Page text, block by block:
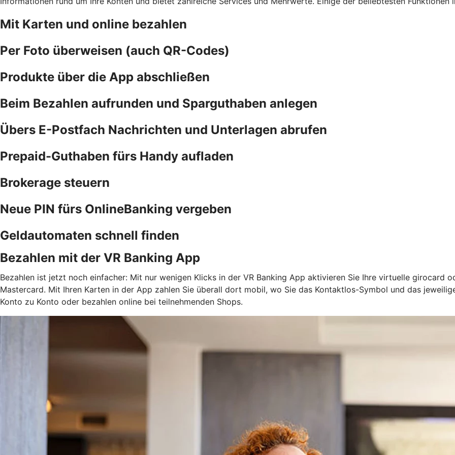
Mit Karten und online bezahlen
Per Foto überweisen (auch QR-Codes)
Produkte über die App abschließen
Beim Bezahlen aufrunden und Sparguthaben anlegen
Übers E-Postfach Nachrichten und Unterlagen abrufen
Prepaid-Guthaben fürs Handy aufladen
Brokerage steuern
Neue PIN fürs OnlineBanking vergeben
Geldautomaten schnell finden
Bezahlen mit der VR Banking App
Bezahlen ist jetzt noch einfacher: Mit nur wenigen Klicks in der VR Banking App aktivieren Sie Ihre virtuelle girocard
Mastercard. Mit Ihren Karten in der App zahlen Sie überall dort mobil, wo Sie das Kontaktlos-Symbol und das
Konto zu Konto oder bezahlen online bei teilnehmenden Shops.